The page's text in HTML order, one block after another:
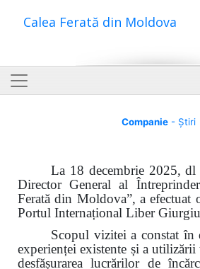
Calea Ferată din Moldova
Companie- Știri
La 18 decembrie 2025, dl
Director General al
Ferată din Moldova”, a efectuat
Portul Internațional Liber
Scopul vizitei a constat în
experienței existente și a
desfășurarea lucrărilor de